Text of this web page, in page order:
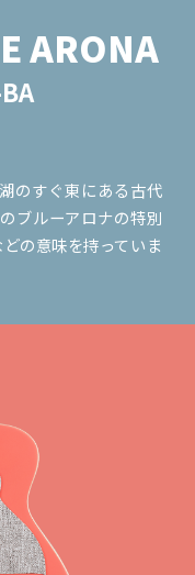
ARONA
のすぐ東にある古代
ブルーアロナの特別
の意味を持っていま